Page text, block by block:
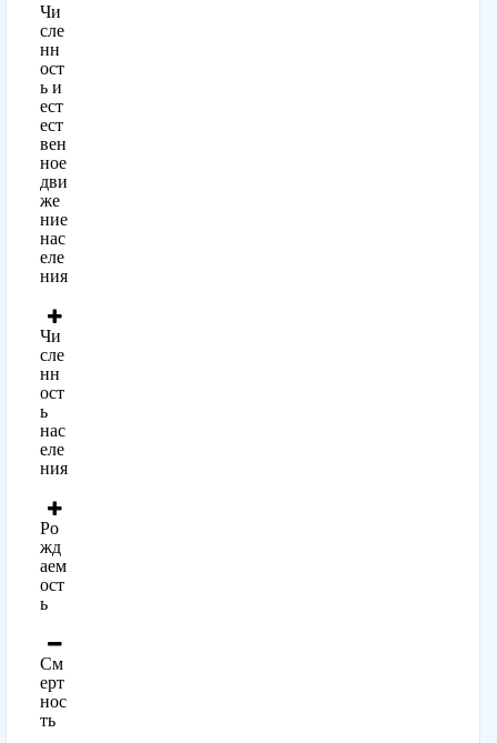
Чи
сле
нн
ост
ь и
ест
ест
вен
ное
дви
же
ние
нас
еле
ния
Чи
сле
нн
ост
ь
нас
еле
ния
Ро
жд
аем
ост
ь
См
ерт
нос
ть